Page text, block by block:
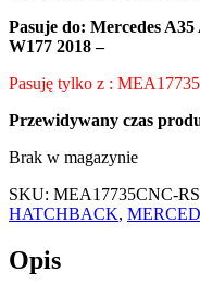
Pasuje do: Mercedes
W177 2018 –
Pasuję tylko z :
Przewidywany czas
Brak w magazynie
SKU: MEA17735CNC-
HATCHBACK,
Opis